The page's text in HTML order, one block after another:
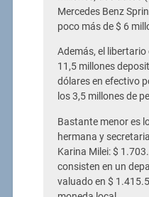
Mercedes Benz
poco más de $ 6
Además, el
11,5 millones
dólares en efectivo
los 3,5 millones de
Bastante menor es
hermana y
Karina Milei: $
consisten en un
valuado en $